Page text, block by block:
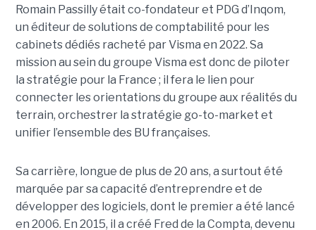
Romain Passilly était co-fondateur et PDG d’Inqom,
un éditeur de solutions de comptabilité pour les
cabinets dédiés racheté par Visma en 2022. Sa
mission au sein du groupe Visma est donc de piloter
la stratégie pour la France ; il fera le lien pour
connecter les orientations du groupe aux réalités du
terrain, orchestrer la stratégie go-to-market et
unifier l’ensemble des BU françaises.
Sa carrière, longue de plus de 20 ans, a surtout été
marquée par sa capacité d’entreprendre et de
développer des logiciels, dont le premier a été lancé
en 2006. En 2015, il a créé Fred de la Compta, devenu